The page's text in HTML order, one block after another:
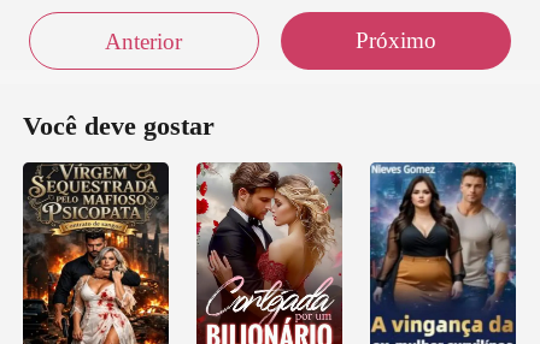
Anterior Próximo
Você deve gostar